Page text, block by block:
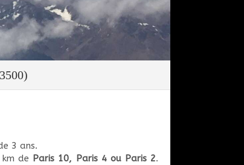
3 ans.
de Paris 10, Paris 4 ou Paris 2.